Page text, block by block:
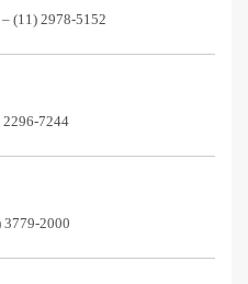
(11) 2978-5152
2296-7244
3779-2000